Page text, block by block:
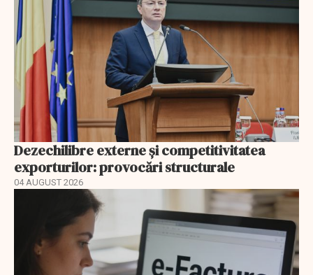
Dezechilibre externe și competitivitatea
exporturilor: provocări structurale
04 AUGUST 2026